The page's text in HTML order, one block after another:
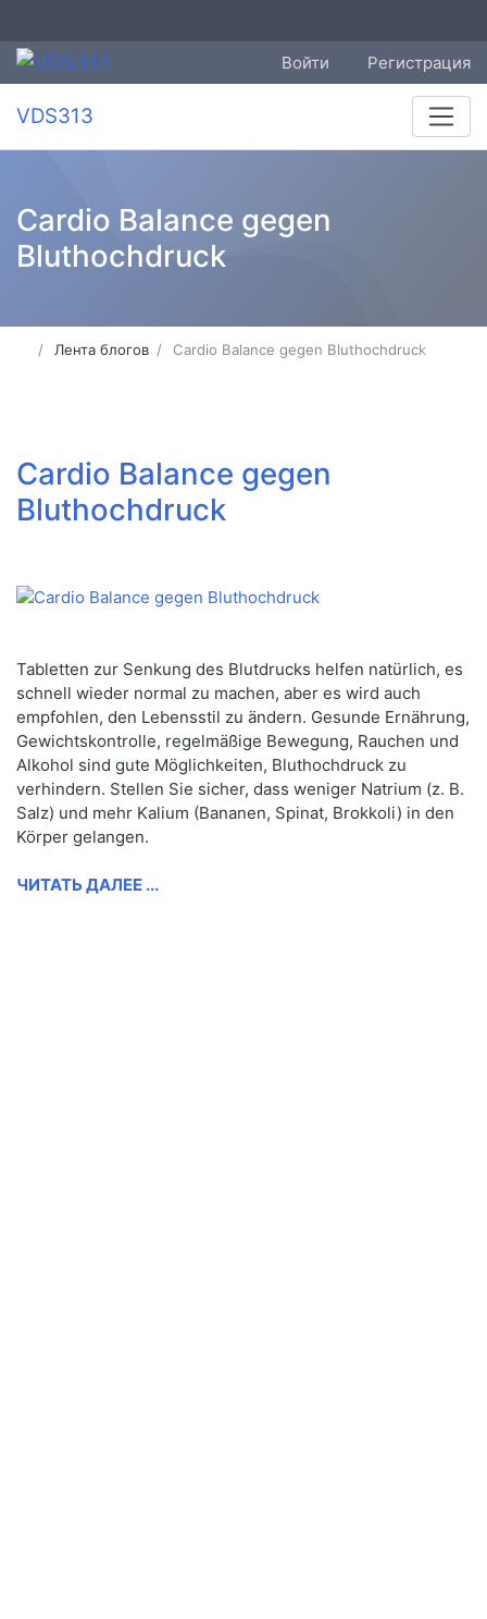
Войти Регистрация
VDS313
Cardio Balance gegen
Bluthochdruck
Лента блогов Cardio Balance gegen Bluthochdruck
Cardio Balance gegen
Bluthochdruck
Tabletten zur Senkung des Blutdrucks helfen natürlich, es
schnell wieder normal zu machen, aber es wird auch
empfohlen, den Lebensstil zu ändern. Gesunde Ernährung,
Gewichtskontrolle, regelmäßige Bewegung, Rauchen und
Alkohol sind gute Möglichkeiten, Bluthochdruck zu
verhindern. Stellen Sie sicher, dass weniger Natrium (z. B.
Salz) und mehr Kalium (Bananen, Spinat, Brokkoli) in den
Körper gelangen.
ЧИТАТЬ ДАЛЕЕ ...